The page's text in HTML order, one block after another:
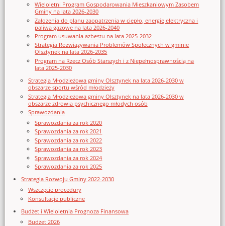
Wieloletni Program Gospodarowania Mieszkaniowym Zasobem
Gminy na lata 2026-2030
Założenia do planu zaopatrzenia w ciepło, energię elektryczna i
paliwa gazowe na lata 2026-2040
Program usuwania azbestu na lata 2025-2032
Strategia Rozwiązywania Problemów Społecznych w gminie
Olsztynek na lata 2026-2035
Program na Rzecz Osób Starszych i z Niepełnosprawnością na
lata 2025-2030
Strategia Młodzieżowa gminy Olsztynek na lata 2026-2030 w
obszarze sportu wśród młodzieży
Strategia Młodzieżowa gminy Olsztynek na lata 2026-2030 w
obszarze zdrowia psychicznego młodych osób
Sprawozdania
Sprawozdania za rok 2020
Sprawozdania za rok 2021
Sprawozdania za rok 2022
Sprawozdania za rok 2023
Sprawozdania za rok 2024
Sprawozdania za rok 2025
Strategia Rozwoju Gminy 2022-2030
Wszczęcie procedury
Konsultacje publiczne
Budżet i Wieloletnia Prognoza Finansowa
Budżet 2026